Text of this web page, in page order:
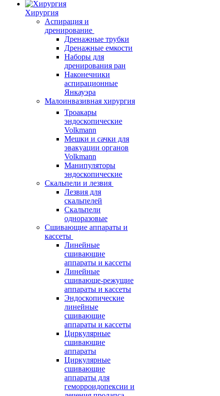
Хирургия
Аспирация и
дренирование
Дренажные трубки
Дренажные емкости
Наборы для
дренирования ран
Наконечники
аспирационные
Янкауэра
Малоинвазивная хирургия
Троакары
эндоскопические
Volkmann
Мешки и сачки для
эвакуации органов
Volkmann
Манипуляторы
эндоскопические
Скальпели и лезвия
Лезвия для
скальпелей
Скальпели
одноразовые
Сшивающие аппараты и
кассеты
Линейные
сшивающие
аппараты и кассеты
Линейные
сшивающе-режущие
аппараты и кассеты
Эндоскопические
линейные
сшивающие
аппараты и кассеты
Циркулярные
сшивающие
аппараты
Циркулярные
сшивающие
аппараты для
геморроидопексии и